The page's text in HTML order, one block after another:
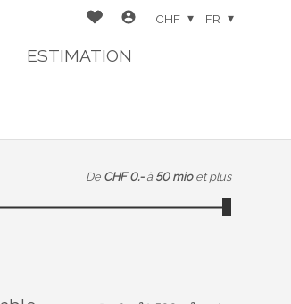
ESTIMATION
CHF FR
De CHF 0.- à 50 mio et plus